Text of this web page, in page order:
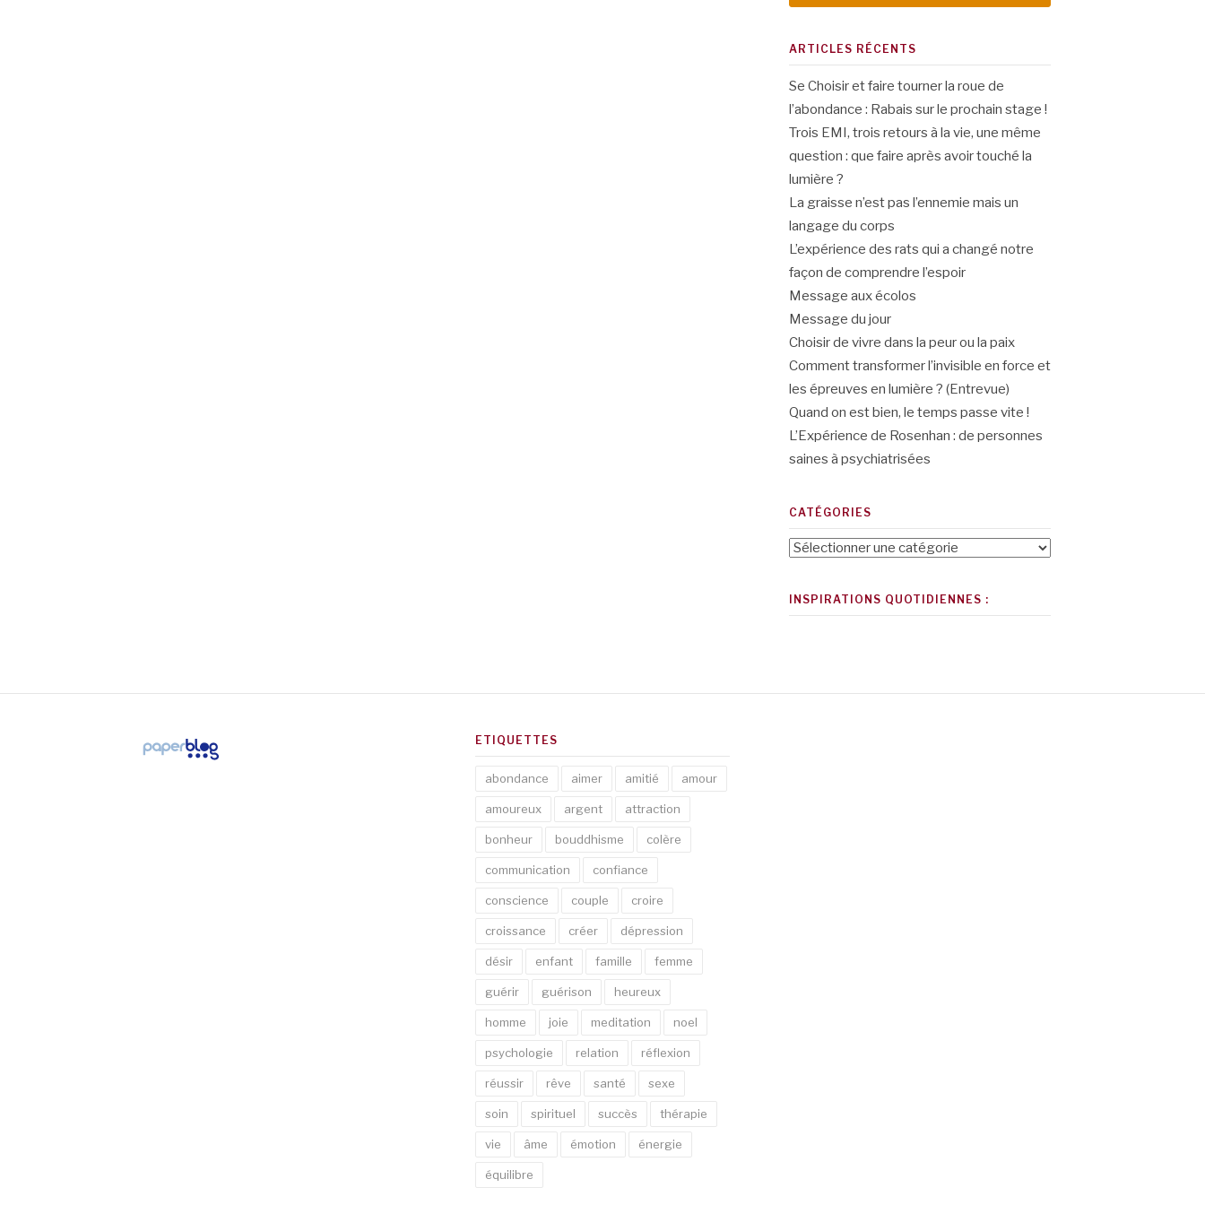
ARTICLES RÉCENTS
Se Choisir et faire tourner la roue de
l’abondance : Rabais sur le prochain stage !
Trois EMI, trois retours à la vie, une même
question : que faire après avoir touché la
lumière ?
La graisse n’est pas l’ennemie mais un
langage du corps
L’expérience des rats qui a changé notre
façon de comprendre l’espoir
Message aux écolos
Message du jour
Choisir de vivre dans la peur ou la paix
Comment transformer l’invisible en force et
les épreuves en lumière ? (Entrevue)
Quand on est bien, le temps passe vite !
L’Expérience de Rosenhan : de personnes
saines à psychiatrisées
CATÉGORIES
Catégories
INSPIRATIONS QUOTIDIENNES :
ETIQUETTES
abondance aimer amitié amour
amoureux argent attraction
bonheur bouddhisme colère
communication confiance
conscience couple croire
croissance créer dépression
désir enfant famille femme
guérir guérison heureux
homme joie meditation noel
psychologie relation réflexion
réussir rêve santé sexe
soin spirituel succès thérapie
vie âme émotion énergie
équilibre